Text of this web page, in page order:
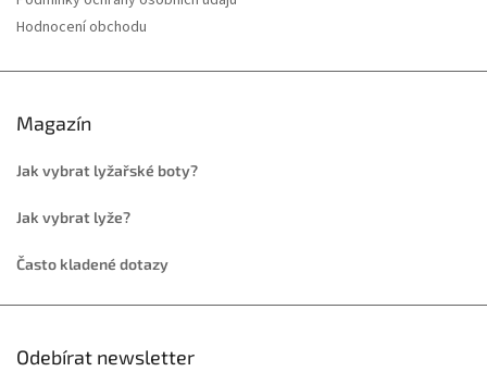
Hodnocení obchodu
Magazín
Jak vybrat lyžařské boty?
Jak vybrat lyže?
Často kladené dotazy
Odebírat newsletter